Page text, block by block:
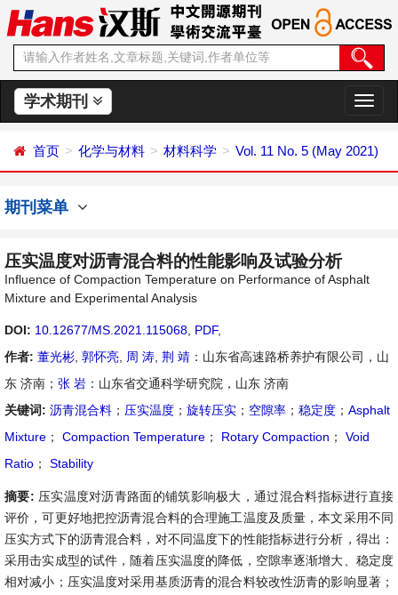
学术期刊
切
换
航
首页 化学与材料 材料科学 Vol. 11 No. 5 (May 2021)
期刊菜单
压实温度对沥青混合料的性能影响及试验分析
Influence of Compaction Temperature on Performance of Asphalt
Mixture and Experimental Analysis
DOI: 10.12677/MS.2021.115068 PDF,
作者: 董光彬 郭怀亮 周 涛 荆 靖 ：山东省高速路桥养护有限公司，山
东 济南； 张 岩 ：山东省交通科学研究院，山东 济南
关键词: 沥青混合料 ； 压实温度 ； 旋转压实 ； 空隙率 ； 稳定度 ； Asphalt
Mixture ； Compaction Temperature ； Rotary Compaction ；
Void
Ratio ； Stability
摘要: 压实温度对沥青路面的铺筑影响极大，通过混合料指标进行直接
评价，可更好地把控沥青混合料的合理施工温度及质量，本文采用不同
压实方式下的沥青混合料，对不同温度下的性能指标进行分析，得出：
采用击实成型的试件，随着压实温度的降低，空隙率逐渐增大、稳定度
相对减小；压实温度对采用基质沥青的混合料较改性沥青的影响显著；